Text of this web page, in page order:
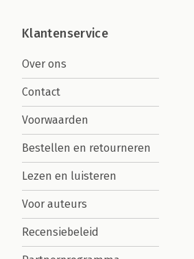
Klantenservice
Over ons
Contact
Voorwaarden
Bestellen en retourneren
Lezen en luisteren
Voor auteurs
Recensiebeleid